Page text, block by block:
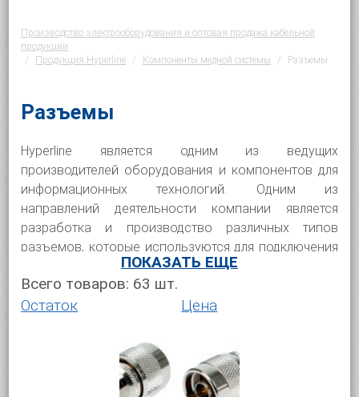
Производство электрооборудования и оптовая продажа кабельной
продукции
Продукция Hyperline
Компоненты медной системы Разъемы
Разъемы
Hyperline является одним из ведущих
производителей оборудования и компонентов для
информационных технологий. Одним из
направлений деятельности компании является
разработка и производство различных типов
разъемов, которые используются для подключения
различного оборудования в СКС.
Характеристики разъемов
Модульный разъем изготавливается из
высококачественных материалов, что
обеспечивает надежность и долговечность. Такие
ПОКАЗАТЬ ЕЩЕ
Всего товаров: 63 шт.
Остаток
Цена